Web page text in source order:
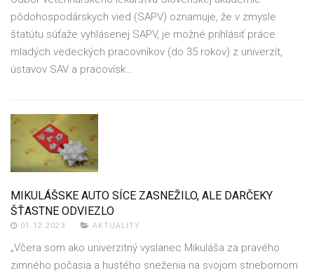
pôdohospodárskych vied (SAPV) oznamuje, že v zmysle
štatútu súťaže vyhlásenej SAPV, je možné prihlásiť práce
mladých vedeckých pracovníkov (do 35 rokov) z univerzít,
ústavov SAV a pracovísk…
MIKULÁŠSKE AUTO SÍCE ZASNEŽILO, ALE DARČEKY
ŠŤASTNE ODVIEZLO
01.12.2023 AKTUALITY
„Včera som ako univerzitný vyslanec Mikuláša za pravého
zimného počasia a hustého sneženia na svojom striebornom